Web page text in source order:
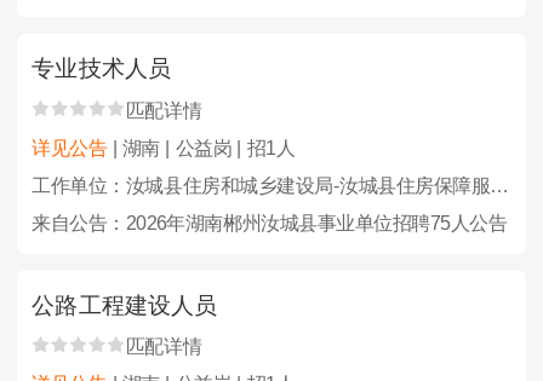
专业技术人员
匹配详情
详见公告
| 湖南 | 公益岗 | 招1人
工作单位：汝城县住房和城乡建设局-汝城县住房保障服务中心
来自公告：2026年湖南郴州汝城县事业单位招聘75人公告
公路工程建设人员
匹配详情